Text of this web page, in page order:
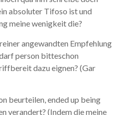
absoluter Tifoso ist und
meine wenigkeit die?
angewandten Empfehlung
person bitteschon
dazu eignen? (Gar
beurteilen, ended up being
verandert? (Indem die meine